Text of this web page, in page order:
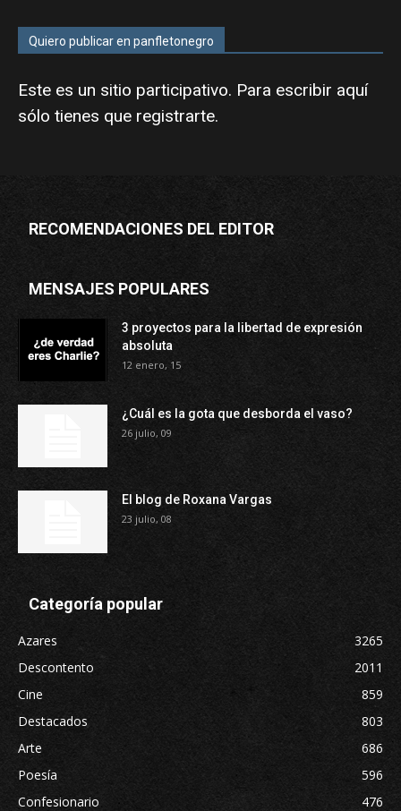
Quiero publicar en panfletonegro
Este es un sitio participativo. Para escribir aquí
sólo tienes que registrarte.
RECOMENDACIONES DEL EDITOR
MENSAJES POPULARES
3 proyectos para la libertad de expresión
absoluta
12 enero, 15
¿Cuál es la gota que desborda el vaso?
26 julio, 09
El blog de Roxana Vargas
23 julio, 08
Categoría popular
Azares
3265
Descontento
2011
Cine
859
Destacados
803
Arte
686
Poesía
596
Confesionario
476